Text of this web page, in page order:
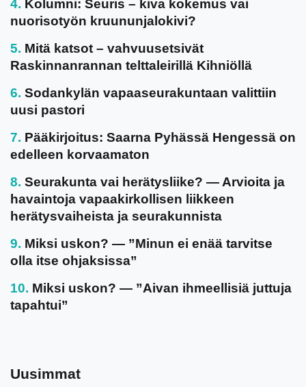
Kolumni: Seuris – kiva kokemus vai
nuorisotyön kruununjalokivi?
Mitä katsot – vahvuusetsivät
Raskinnanrannan telttaleirillä Kihniöllä
Sodankylän vapaaseurakuntaan valittiin
uusi pastori
Pääkirjoitus: Saarna Pyhässä Hengessä on
edelleen korvaamaton
Seurakunta vai herätysliike? — Arvioita ja
havaintoja vapaakirkollisen liikkeen
herätysvaiheista ja seurakunnista
Miksi uskon? — ”Minun ei enää tarvitse
olla itse ohjaksissa”
Miksi uskon? — ”Aivan ihmeellisiä juttuja
tapahtui”
Uusimmat